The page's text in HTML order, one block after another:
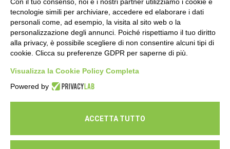
tecnologie simili per archiviare, accedere ed elaborare i dati
personali come, ad esempio, la visita al sito web o la
personalizzazione degli annunci. Poiché rispettiamo il tuo diritto
alla privacy, è possibile scegliere di non consentire alcuni tipi di
cookie. Clicca su preferenze GDPR per saperne di più.
Visualizza la Cookie Policy Completa
Powered by
ACCETTA TUTTO